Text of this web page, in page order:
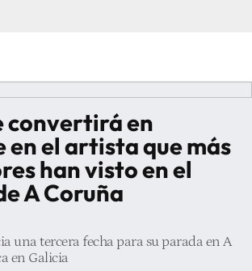
convertirá en
en el artista que más
han visto en el
A Coruña
una tercera fecha para su parada en A
en Galicia